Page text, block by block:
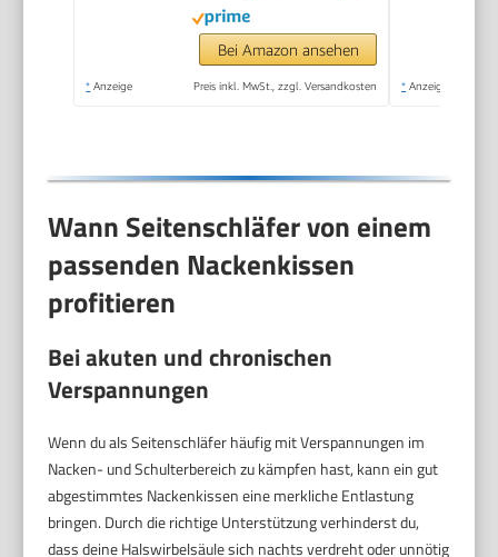
Bei Amazon ansehen
* Anzeige Preis inkl. MwSt., zzgl. Versandkosten * Anzeige
Wann Seitenschläfer von einem
passenden Nackenkissen
profitieren
Bei akuten und chronischen
Verspannungen
Wenn du als Seitenschläfer häufig mit Verspannungen im
Nacken- und Schulterbereich zu kämpfen hast, kann ein gut
abgestimmtes Nackenkissen eine merkliche Entlastung
bringen. Durch die richtige Unterstützung verhinderst du,
dass deine Halswirbelsäule sich nachts verdreht oder unnötig